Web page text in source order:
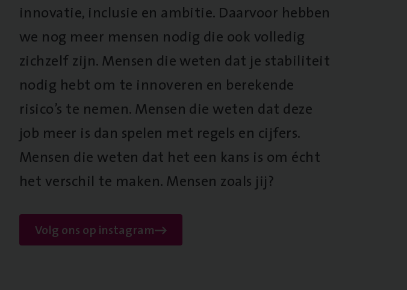
innovatie, inclusie en ambitie. Daarvoor hebben
we nog meer mensen nodig die ook volledig
zichzelf zijn. Mensen die weten dat je stabiliteit
nodig hebt om te innoveren en berekende
risico’s te nemen. Mensen die weten dat deze
job meer is dan spelen met regels en cijfers.
Mensen die weten dat het een kans is om écht
het verschil te maken. Mensen zoals jij?
Volg ons op instagram